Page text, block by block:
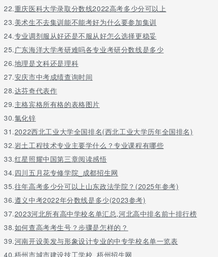
22.重庆医科大学录取分数线2022高考多少分可以上
23.美术生不去集训能不能考好为什么要参加集训
24.专业调剂服从好还是不服从好怎么选择更稳妥
25. 广东海洋大学考研难吗各专业考研分数线是多少
26.地理是文科还是理科
27.安庆市中考成绩查询时间
28.达芬奇代表作
29.主格宾格所有格的表格图片
30.氯化锌
31.2022西北工业大学全国排名(西北工业大学历年全国排名)
32.岩土工程技术专业主要学什么？专业课程有哪些
33.红星照耀中国第三章阅读感悟
34.四川五月花专修学院_成都招生网
35.往年高考多少分可以上山东政法学院？(2025年参考)
36.遵义中考2022年分数线是多少(2023参考)
37.2023河北所有高中学校名单汇总,河北高中排名前十排行榜
38.如何查高考考生号？步骤是怎样的？
39.河南开设美发与形象设计专业的中专学校名单一览表
40.梧州市城市建设技工学校_梧州招生网